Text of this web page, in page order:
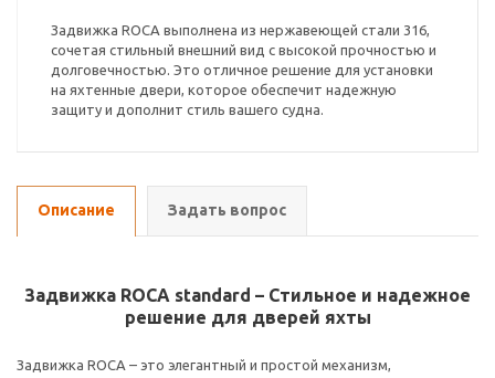
Задвижка ROCA выполнена из нержавеющей стали 316,
сочетая стильный внешний вид с высокой прочностью и
долговечностью. Это отличное решение для установки
на яхтенные двери, которое обеспечит надежную
защиту и дополнит стиль вашего судна.
Описание Задать вопрос
Задвижка ROCA standard – Стильное и надежное
решение для дверей яхты
Задвижка ROCA – это элегантный и простой механизм,